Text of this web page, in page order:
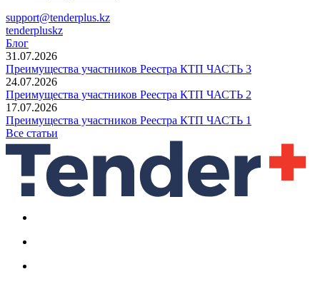
support@tenderplus.kz
tenderpluskz
Блог
31.07.2026
Преимущества участников Реестра КТП ЧАСТЬ 3
24.07.2026
Преимущества участников Реестра КТП ЧАСТЬ 2
17.07.2026
Преимущества участников Реестра КТП ЧАСТЬ 1
Все статьи